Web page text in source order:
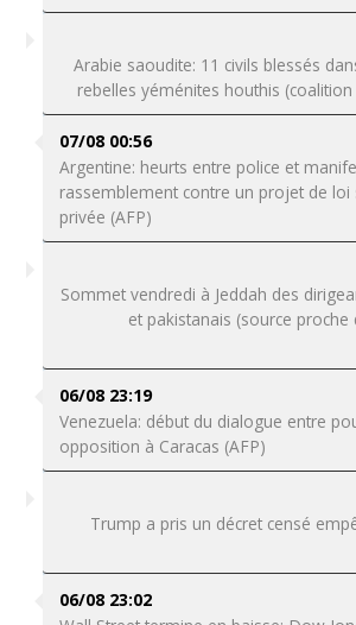
Arabie saoudite: 11 civils blessés
rebelles yéménites houthis
07/08 00:56
Argentine: heurts entre police et
rassemblement contre un projet de loi
privée (AFP)
Sommet vendredi à Jeddah des
et pakistanais (source
06/08 23:19
Venezuela: début du dialogue entre
opposition à Caracas (AFP)
Trump a pris un décret censé
06/08 23:02